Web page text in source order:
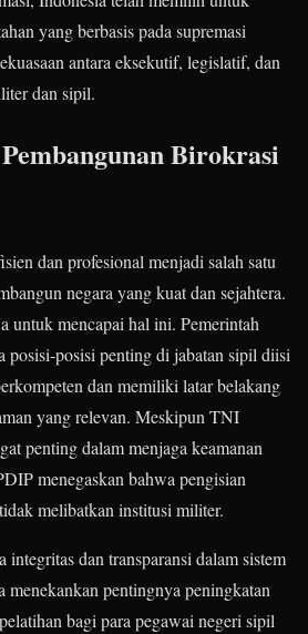
yang berbasis pada supremasi
antara eksekutif, legislatif, dan
dan sipil.
Birokrasi
dan profesional menjadi salah satu
negara yang kuat dan sejahtera.
untuk mencapai hal ini. Pemerintah
posisi-posisi penting di jabatan sipil diisi
dan memiliki latar belakang
yang relevan. Meskipun TNI
penting dalam menjaga keamanan
menegaskan bahwa pengisian
melibatkan institusi militer.
dan transparansi dalam sistem
menekankan pentingnya peningkatan
bagi para pegawai negeri sipil